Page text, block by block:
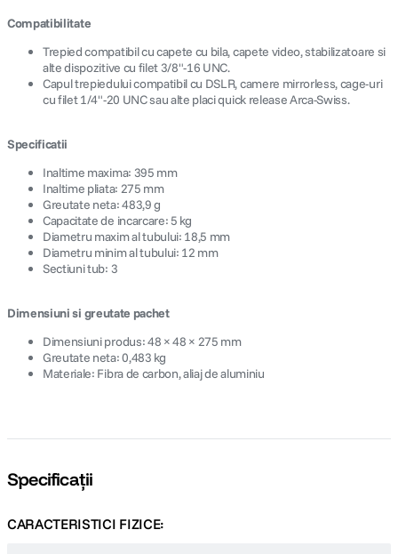
9. dji mic mini
10. dji osmo
Compatibilitate
Trepied compatibil cu capete cu bila, capete video, stabilizatoare si
alte dispozitive cu filet 3/8"-16 UNC.
Capul trepiedului compatibil cu DSLR, camere mirrorless, cage-uri
cu filet 1/4"-20 UNC sau alte placi quick release Arca-Swiss.
Specificatii
Inaltime maxima: 395 mm
Inaltime pliata: 275 mm
Greutate neta: 483,9 g
Capacitate de incarcare: 5 kg
Diametru maxim al tubului: 18,5 mm
Diametru minim al tubului: 12 mm
Sectiuni tub: 3
Dimensiuni si greutate pachet
Dimensiuni produs: 48 × 48 × 275 mm
Greutate neta: 0,483 kg
Materiale: Fibra de carbon, aliaj de aluminiu
Specificații
CARACTERISTICI FIZICE: